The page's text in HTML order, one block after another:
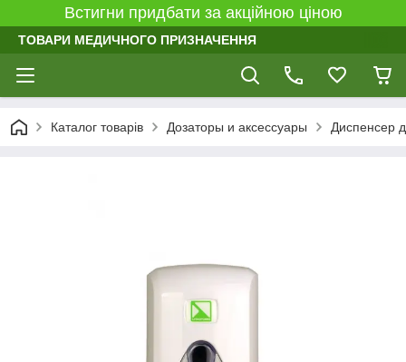
Встигни придбати за акційною ціною
ТОВАРИ МЕДИЧНОГО ПРИЗНАЧЕННЯ
Каталог товарів Дозаторы и аксессуары Диспенсер